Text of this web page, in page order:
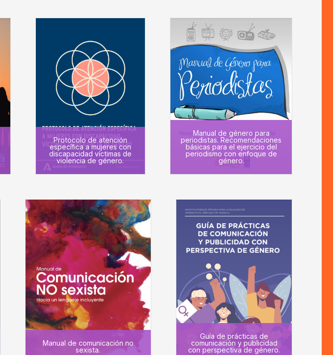
Protocolo de atención
específica a mujeres con
discapacidad víctimas de
violencia de género.
Manual de género para
periodistas. Recomendaciones
básicas para el ejercicio del
periodismo con enfoque de
género.
Manual de comunicación no
sexista.
Guía de prácticas de
comunicación y publicidad
con perspectiva de género.